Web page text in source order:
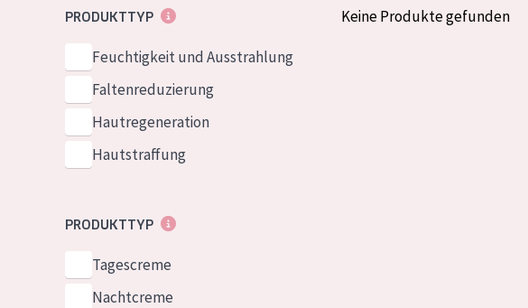
Kontakt
English
French
German
Spanish
PRODUKTTYP
Feuchtigkeit und Ausstrahlung
Faltenreduzierung
Hautregeneration
Hautstraffung
PRODUKTTYP
Tagescreme
Nachtcreme
Keine Produkte gefunden